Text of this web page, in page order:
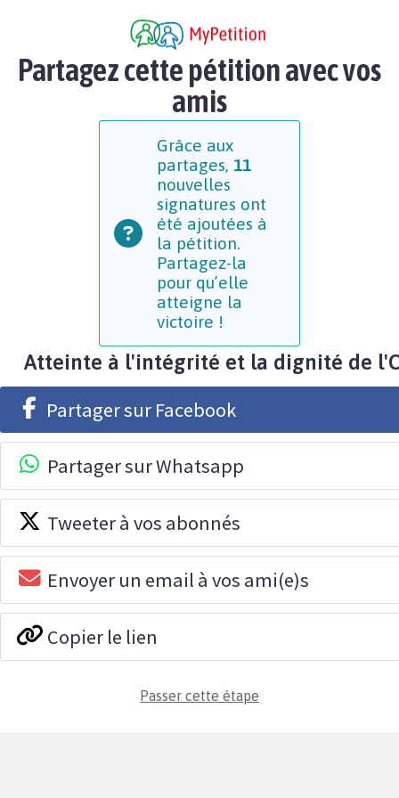
Partagez cette pétition avec vos
amis
Grâce aux
partages, 11
nouvelles
signatures ont
été ajoutées à
la pétition.
Partagez-la
pour qu’elle
atteigne la
victoire !
Atteinte à l'intégrité et la dignité de
Partager sur Facebook
Partager sur Whatsapp
Tweeter à vos abonnés
Envoyer un email à vos ami(e)s
Copier le lien
Passer cette étape